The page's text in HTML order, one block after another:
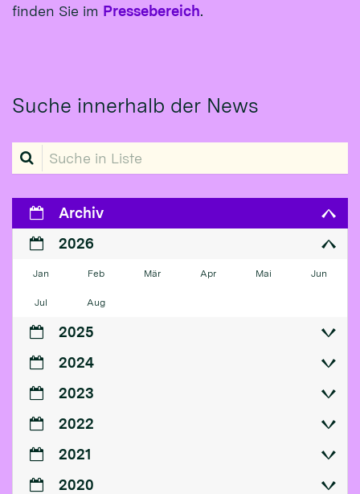
finden Sie im Pressebereich.
Suche innerhalb der News
Suche in Liste
Archiv
2026
Jan Feb Mär Apr Mai Jun
Jul Aug
2025
2024
2023
2022
2021
2020